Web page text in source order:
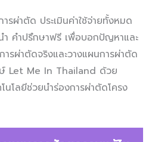
รผ่าตัด ประเมินค่าใช้จ่ายทั้งหมด
นำ คำปรึกษาฟรี เพื่อบอกปัญหาและ
รผ่าตัดจริงและวางแผนการผ่าตัด
Let Me In Thailand ด้วย
โลยีช่วยนำร่องการผ่าตัดโครง